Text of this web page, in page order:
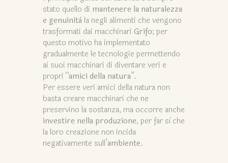
stato quello di mantenere la naturalezza
e genuinità la negli alimenti che vengono
trasformati dai macchinari Grifo; per
questo motivo ha implementato
gradualmente le tecnologie permettendo
ai suoi macchinari di diventare veri e
propri “amici della natura”.
Per essere veri amici della natura non
basta creare macchinari che ne
preservino la sostanza, ma occorre anche
investire nella produzione, per far sì che
la loro creazione non incida
negativamente sull’ambiente.